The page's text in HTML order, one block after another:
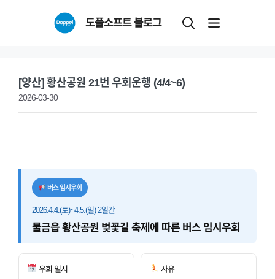
도플소프트 블로그
[양산] 황산공원 21번 우회운행 (4/4~6)
2026-03-30
버스 임시우회
2026.4.4.(토)~4.5.(일) 2일간
물금읍 황산공원 벚꽃길 축제에 따른 버스 임시우회
우회 일시 사유